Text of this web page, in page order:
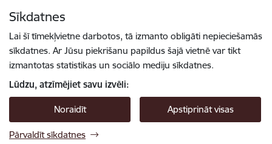
Sīkdatnes
Lai šī tīmekļvietne darbotos, tā izmanto obligāti nepieciešamās
sīkdatnes. Ar Jūsu piekrišanu papildus šajā vietnē var tikt
izmantotas statistikas un sociālo mediju sīkdatnes.
Lūdzu, atzīmējiet savu izvēli:
Noraidīt Apstiprināt visas
Pārvaldīt sīkdatnes